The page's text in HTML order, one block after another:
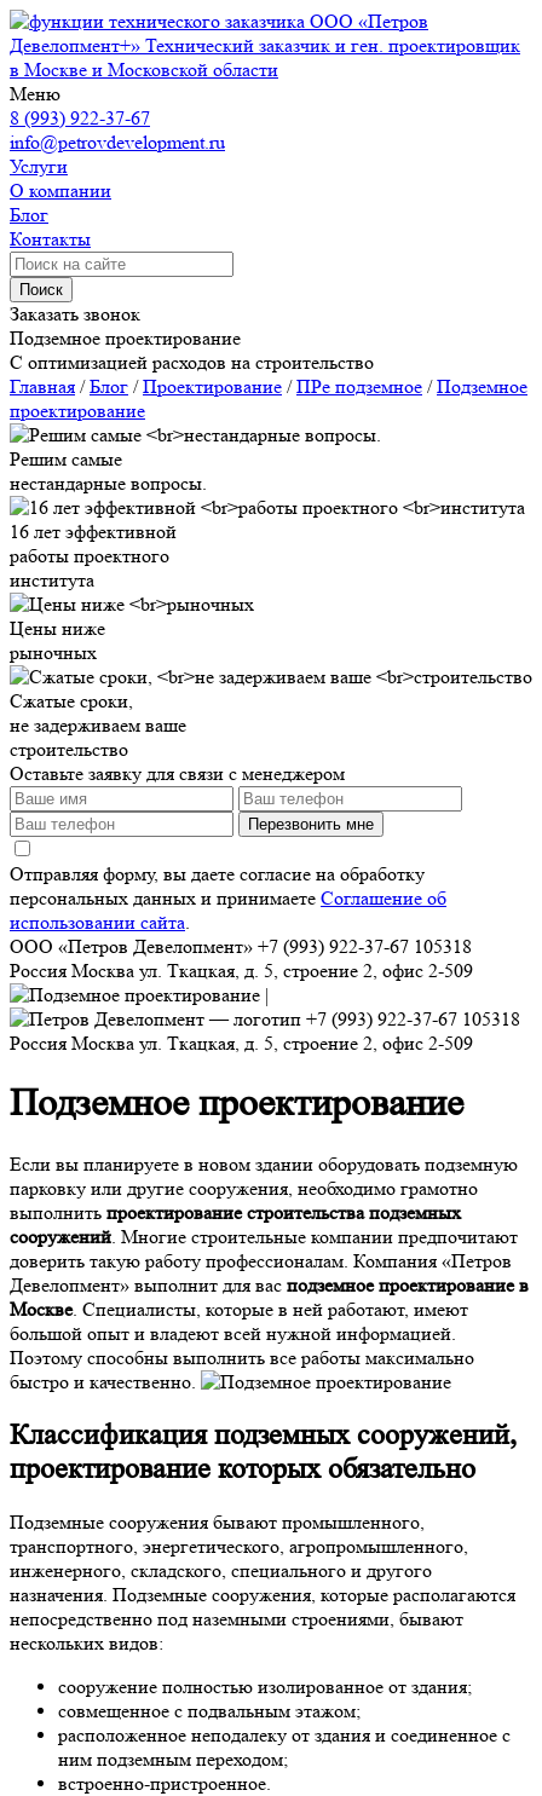
ООО «Петров
Девелопмент+» Технический заказчик и ген. проектировщик
в Москве и Московской области
Меню
8 (993) 922-37-67
info@petrovdevelopment.ru
Услуги
О компании
Блог
Контакты
Поиск
Заказать звонок
Подземное проектирование
С оптимизацией расходов на строительство
Главная /Блог /Проектирование /ПРе подземное /Подземное
проектирование
Решим самые
нестандарные вопросы.
16 лет эффективной
работы проектного
института
Цены ниже
рыночных
Сжатые сроки,
не задерживаем ваше
строительство
Оставьте заявку для связи с менеджером
Перезвонить мне
Отправляя форму, вы даете согласие на обработку
персональных данных и принимаете Соглашение об
использовании сайта.
ООО «Петров Девелопмент» +7 (993) 922-37-67 105318
Россия Москва ул. Ткацкая, д. 5, строение 2, офис 2-509
+7 (993) 922-37-67 105318
Россия Москва ул. Ткацкая, д. 5, строение 2, офис 2-509
Подземное проектирование
Если вы планируете в новом здании оборудовать подземную
парковку или другие сооружения, необходимо грамотно
выполнить проектирование строительства подземных
сооружений. Многие строительные компании предпочитают
доверить такую работу профессионалам. Компания «Петров
Девелопмент» выполнит для вас подземное проектирование в
Москве. Специалисты, которые в ней работают, имеют
большой опыт и владеют всей нужной информацией.
Поэтому способны выполнить все работы максимально
быстро и качественно.
Классификацияподземных сооружений,
проектирование которых обязательно
Подземные сооружения бывают промышленного,
транспортного, энергетического, агропромышленного,
инженерного, складского, специального и другого
назначения. Подземные сооружения, которые располагаются
непосредственно под наземными строениями, бывают
нескольких видов:
сооружение полностью изолированное от здания;
совмещенное с подвальным этажом;
расположенное неподалеку от здания и соединенное с
ним подземным переходом;
встроенно-пристроенное.